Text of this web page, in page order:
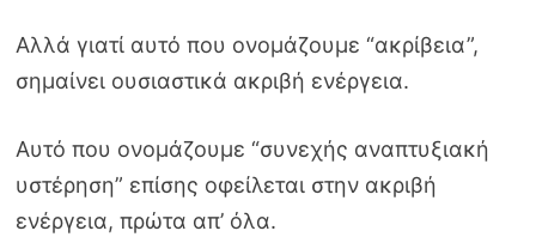
Αλλά γιατί αυτό που ονομάζουμε “ακρίβεια”,
σημαίνει ουσιαστικά ακριβή ενέργεια.
Αυτό που ονομάζουμε “συνεχής αναπτυξιακή
υστέρηση” επίσης οφείλεται στην ακριβή
ενέργεια, πρώτα απ’ όλα.